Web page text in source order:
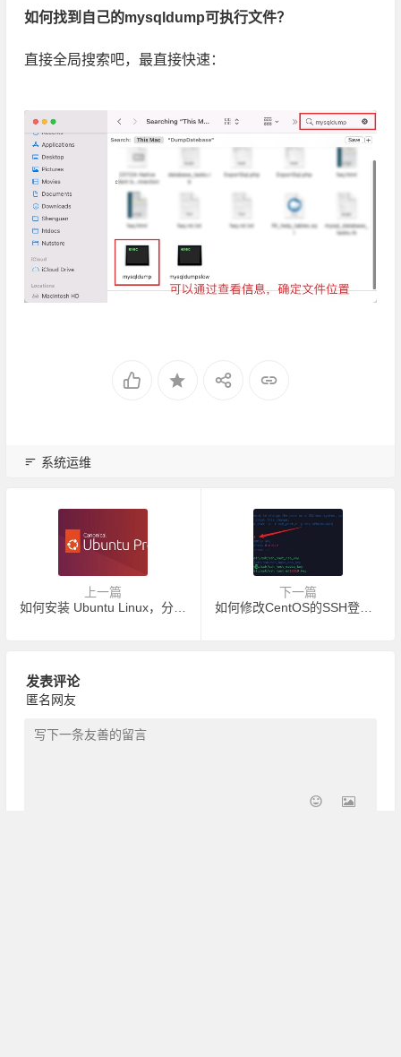
如何找到自己的mysqldump可执行文件？
直接全局搜索吧，最直接快速：
系统运维
上一篇
如何安装 Ubuntu Linux，分步详解
下一篇
如何修改CentOS的SSH登陆端口及服务器防火墙管理配置参考指南
发表评论
匿名网友